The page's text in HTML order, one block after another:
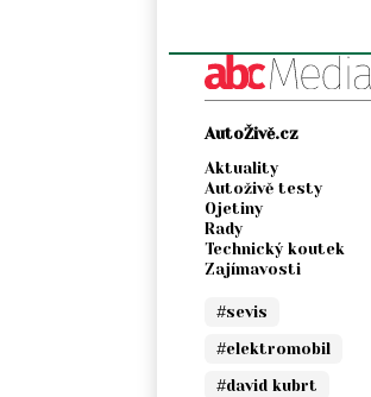
AutoŽivě.cz
Aktuality
Autoživě testy
Ojetiny
Rady
Technický koutek
Zajímavosti
#sevis
#elektromobil
#david kubrt